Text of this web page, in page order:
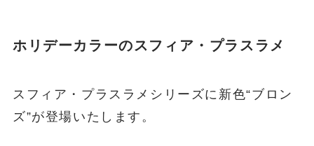
ホリデーカラーのスフィア・プラスラメ
スフィア・プラスラメシリーズに新色“ブロン
ズ”が登場いたします。